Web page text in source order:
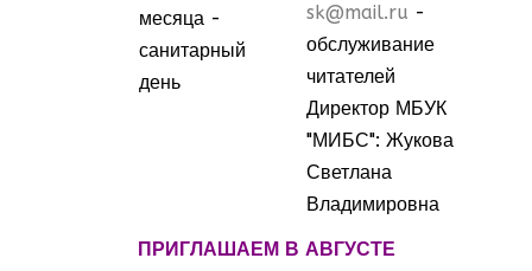
месяца -
санитарный
день
sk@mail.ru -
обслуживание
читателей
Директор МБУК
"МИБС": Жукова
Светлана
Владимировна
ПРИГЛАШАЕМ В АВГУСТЕ